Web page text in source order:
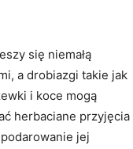
się niemałą
a drobiazgi takie jak
i koce mogą
herbaciane przyjęcia
jej